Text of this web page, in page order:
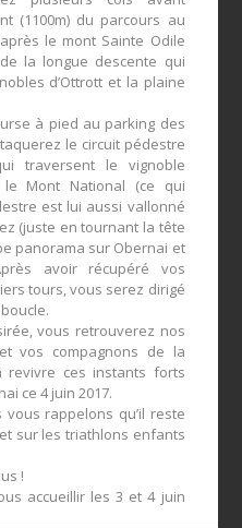
(1100m) du parcours au
le mont Sainte Odile
la longue descente qui
d’Ottrott et la plaine
à pied au parking des
le circuit pédestre
traversent le vignoble
Mont National (ce qui
est lui aussi vallonné
(juste en tournant la tête
panorama sur Obernai et
avoir récupéré vos
tours, vous serez dirigé
vous retrouverez nos
vos compagnons de la
revivre ces instants forts
ce 4 juin 2017.
rappelons qu’il reste
sur les triathlons enfants
!
accueillir les 3 et 4 juin